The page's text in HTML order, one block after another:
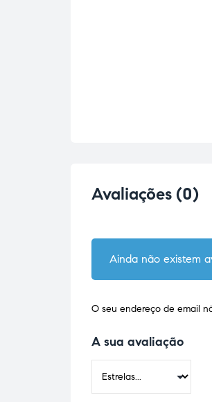
Avaliações (0)
Ainda não existem
O seu endereço de email
A sua avaliação